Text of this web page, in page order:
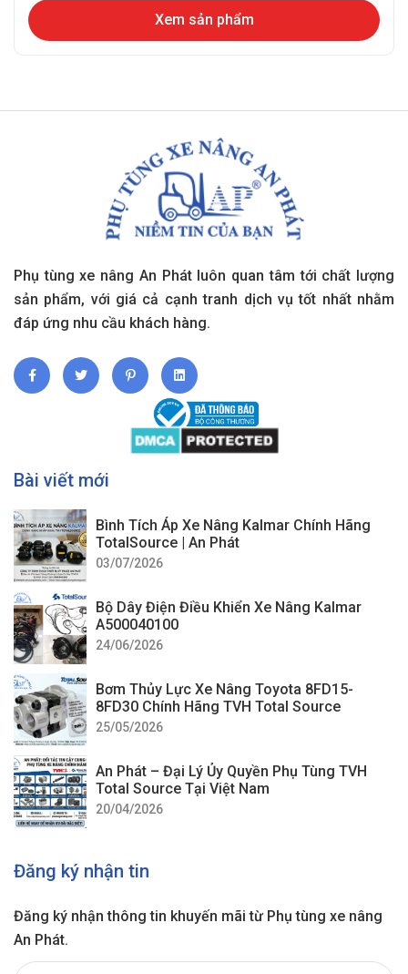
Xem sản phẩm
Phụ tùng xe nâng An Phát luôn quan tâm tới chất lượng
sản phẩm, với giá cả cạnh tranh dịch vụ tốt nhất nhằm
đáp ứng nhu cầu khách hàng.
Bài viết mới
Bình Tích Áp Xe Nâng Kalmar Chính Hãng
TotalSource | An Phát
03/07/2026
Bộ Dây Điện Điều Khiển Xe Nâng Kalmar
A500040100
24/06/2026
Bơm Thủy Lực Xe Nâng Toyota 8FD15-
8FD30 Chính Hãng TVH Total Source
25/05/2026
An Phát – Đại Lý Ủy Quyền Phụ Tùng TVH
Total Source Tại Việt Nam
20/04/2026
Đăng ký nhận tin
Đăng ký nhận thông tin khuyến mãi từ Phụ tùng xe nâng
An Phát.